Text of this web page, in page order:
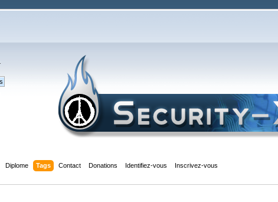
Diplome Tags Contact Donations Identifiez-vous Inscrivez-vous